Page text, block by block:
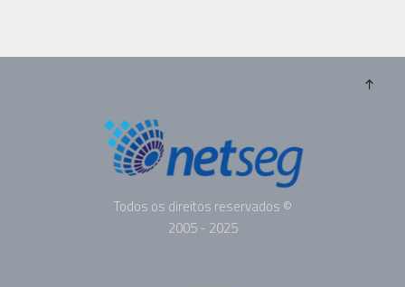
Todos os direitos reservados ©
2005 - 2025